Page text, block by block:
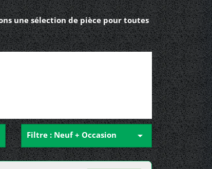
une sélection de pièce pour toutes
Filtre : Neuf + Occasion 